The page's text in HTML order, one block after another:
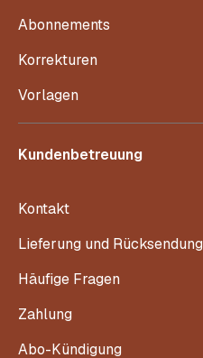
Abonnements
Korrekturen
Vorlagen
Kundenbetreuung
Kontakt
Lieferung und Rücksendung
Häufige Fragen
Zahlung
Abo-Kündigung